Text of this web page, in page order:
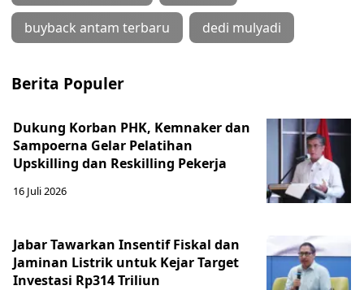
buyback antam terbaru dedi mulyadi
Berita Populer
Dukung Korban PHK, Kemnaker dan
Sampoerna Gelar Pelatihan
Upskilling dan Reskilling Pekerja
16 Juli 2026
Jabar Tawarkan Insentif Fiskal dan
Jaminan Listrik untuk Kejar Target
Investasi Rp314 Triliun